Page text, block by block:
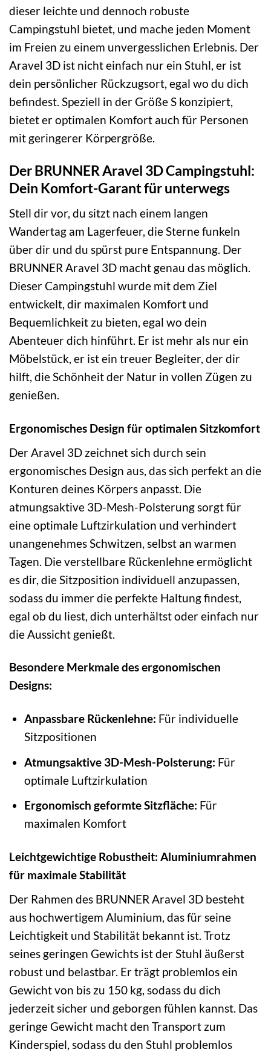
dieser leichte und dennoch robuste
Campingstuhl bietet, und mache jeden Moment
im Freien zu einem unvergesslichen Erlebnis. Der
Aravel 3D ist nicht einfach nur ein Stuhl, er ist
dein persönlicher Rückzugsort, egal wo du dich
befindest. Speziell in der Größe S konzipiert,
bietet er optimalen Komfort auch für Personen
mit geringerer Körpergröße.
Der BRUNNER Aravel 3D Campingstuhl:
Dein Komfort-Garant für unterwegs
Stell dir vor, du sitzt nach einem langen
Wandertag am Lagerfeuer, die Sterne funkeln
über dir und du spürst pure Entspannung. Der
BRUNNER Aravel 3D macht genau das möglich.
Dieser Campingstuhl wurde mit dem Ziel
entwickelt, dir maximalen Komfort und
Bequemlichkeit zu bieten, egal wo dein
Abenteuer dich hinführt. Er ist mehr als nur ein
Möbelstück, er ist ein treuer Begleiter, der dir
hilft, die Schönheit der Natur in vollen Zügen zu
genießen.
Ergonomisches Design für optimalen Sitzkomfort
Der Aravel 3D zeichnet sich durch sein
ergonomisches Design aus, das sich perfekt an die
Konturen deines Körpers anpasst. Die
atmungsaktive 3D-Mesh-Polsterung sorgt für
eine optimale Luftzirkulation und verhindert
unangenehmes Schwitzen, selbst an warmen
Tagen. Die verstellbare Rückenlehne ermöglicht
es dir, die Sitzposition individuell anzupassen,
sodass du immer die perfekte Haltung findest,
egal ob du liest, dich unterhältst oder einfach nur
die Aussicht genießt.
Besondere Merkmale des ergonomischen
Designs:
Anpassbare Rückenlehne: Für individuelle
Sitzpositionen
Atmungsaktive 3D-Mesh-Polsterung: Für
optimale Luftzirkulation
Ergonomisch geformte Sitzfläche: Für
maximalen Komfort
Leichtgewichtige Robustheit: Aluminiumrahmen
für maximale Stabilität
Der Rahmen des BRUNNER Aravel 3D besteht
aus hochwertigem Aluminium, das für seine
Leichtigkeit und Stabilität bekannt ist. Trotz
seines geringen Gewichts ist der Stuhl äußerst
robust und belastbar. Er trägt problemlos ein
Gewicht von bis zu 150 kg, sodass du dich
jederzeit sicher und geborgen fühlen kannst. Das
geringe Gewicht macht den Transport zum
Kinderspiel, sodass du den Stuhl problemlos